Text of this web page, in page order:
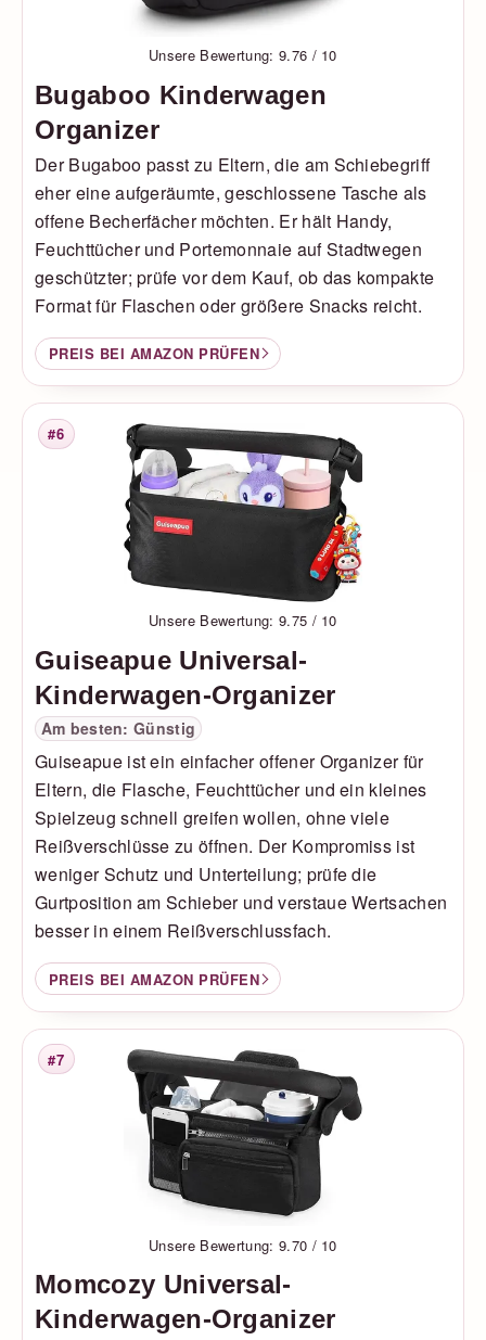
Unsere Bewertung: 9.76 / 10
Bugaboo Kinderwagen
Organizer
Der Bugaboo passt zu Eltern, die am Schiebegriff
eher eine aufgeräumte, geschlossene Tasche als
offene Becherfächer möchten. Er hält Handy,
Feuchttücher und Portemonnaie auf Stadtwegen
geschützter; prüfe vor dem Kauf, ob das kompakte
Format für Flaschen oder größere Snacks reicht.
PREIS BEI AMAZON PRÜFEN
Platzierung
#6
Unsere Bewertung: 9.75 / 10
Guiseapue Universal-
Kinderwagen-Organizer
Am besten: Günstig
Guiseapue ist ein einfacher offener Organizer für
Eltern, die Flasche, Feuchttücher und ein kleines
Spielzeug schnell greifen wollen, ohne viele
Reißverschlüsse zu öffnen. Der Kompromiss ist
weniger Schutz und Unterteilung; prüfe die
Gurtposition am Schieber und verstaue Wertsachen
besser in einem Reißverschlussfach.
PREIS BEI AMAZON PRÜFEN
Platzierung
#7
Unsere Bewertung: 9.70 / 10
Momcozy Universal-
Kinderwagen-Organizer